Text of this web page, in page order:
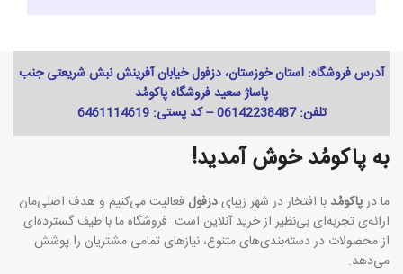
آدرس فروشگاه: استان خوزستان، دزفول خیابان آفرینش نبش شریعتی جنب
پاساژ سعید فروشگاه پاکومُد
تلفن: 06142238487 -- کد پستی: 6461114619
به پاکومُد خوش آمدید!
ما درپاکومُد با افتخار در شهر زیبایدزفول فعالیت می‌کنیم و هدف اصلی‌مان
ارائه‌ی تجربه‌ای بی‌نظیر از خرید آنلاین است. فروشگاه ما با طیف گسترده‌ای
از محصولات در دسته‌بندی‌های متنوع، نیازهای تمامی مشتریان را پوشش
می‌دهد.